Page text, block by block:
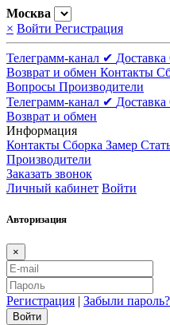
Москва
× Войти Регистрация
Телеграмм-канал ✔ Доставка
Возврат и обмен Контакты
Вопросы Производители
Телеграмм-канал ✔ Доставка
Возврат и обмен
Информация
Контакты Сборка Замер
Производители
Заказать звонок
Личный кабинет Войти
Авторизация
×
Регистрация | Забыли пароль?
Войти